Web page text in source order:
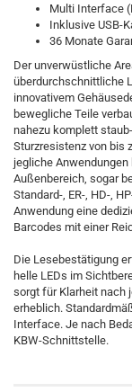
Multi Interface
Inklusive USB-
36 Monate
Der unverwüstliche
überdurchschnittliche
innovativem
bewegliche Teile
nahezu komplett
Sturzresistenz von bis
jegliche
Außenbereich, sogar
Standard-, ER-, HD-,
Anwendung eine
Barcodes mit einer
Die Lesebestätigung
helle LEDs im
sorgt für Klarheit nach
erheblich.
Interface. Je nach
KBW-Schnittstelle.